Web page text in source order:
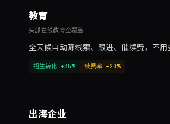
教育
头部在线教育全覆盖
全天候自动筛线索、跟进、催续费，不用
招生转化 +35% 续费率 +20%
出海企业